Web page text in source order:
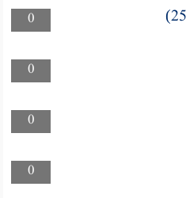
0
0
0
0